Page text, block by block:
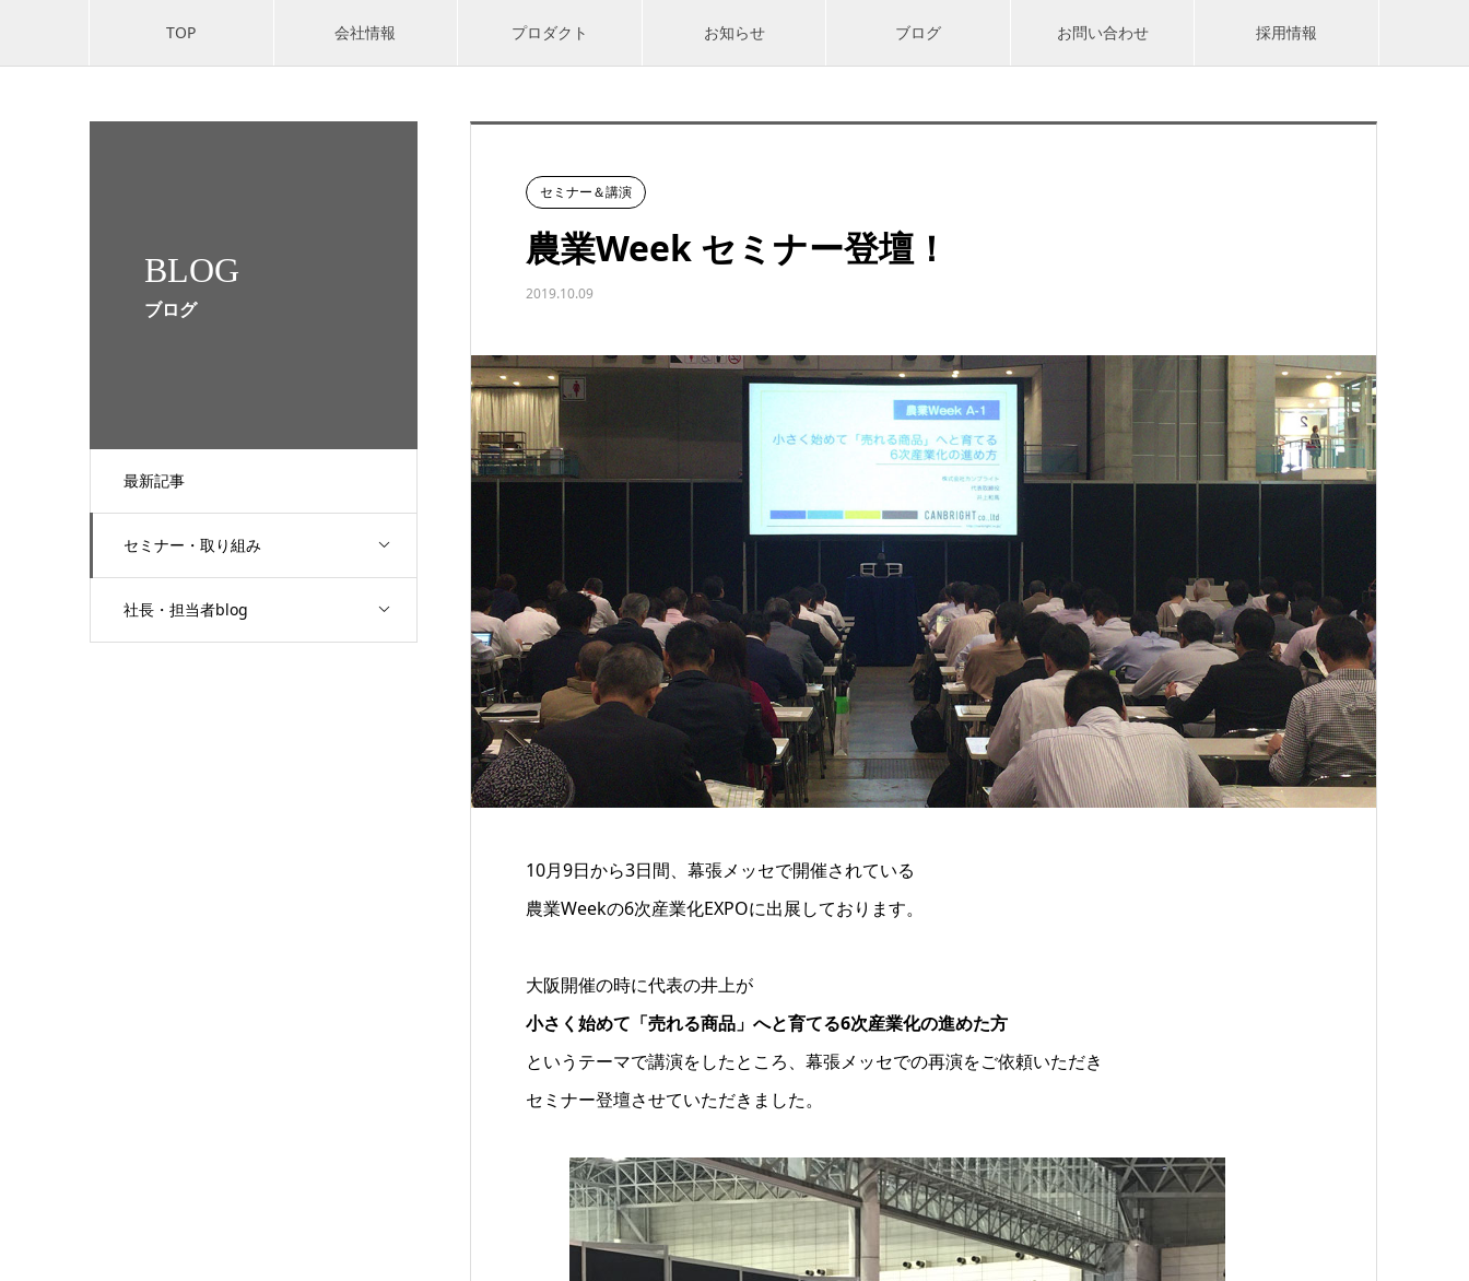
TOP 会社情報 プロダクト お知らせ ブログ お問い合わせ 採用情報
BLOG
ブログ
最新記事
セミナー・取り組み
社長・担当者blog
セミナー＆講演
農業Week セミナー登壇！
2019.10.09
10月9日から3日間、幕張メッセで開催されている
農業Weekの6次産業化EXPOに出展しております。
大阪開催の時に代表の井上が
小さく始めて「売れる商品」へと育てる6次産業化の進めた方
というテーマで講演をしたところ、幕張メッセでの再演をご依頼いただき
セミナー登壇させていただきました。